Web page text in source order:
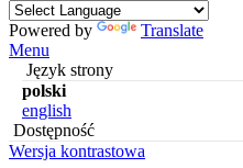
Powered by
Translate
Menu
Język strony
polski
english
Dostępność
Wersja kontrastowa